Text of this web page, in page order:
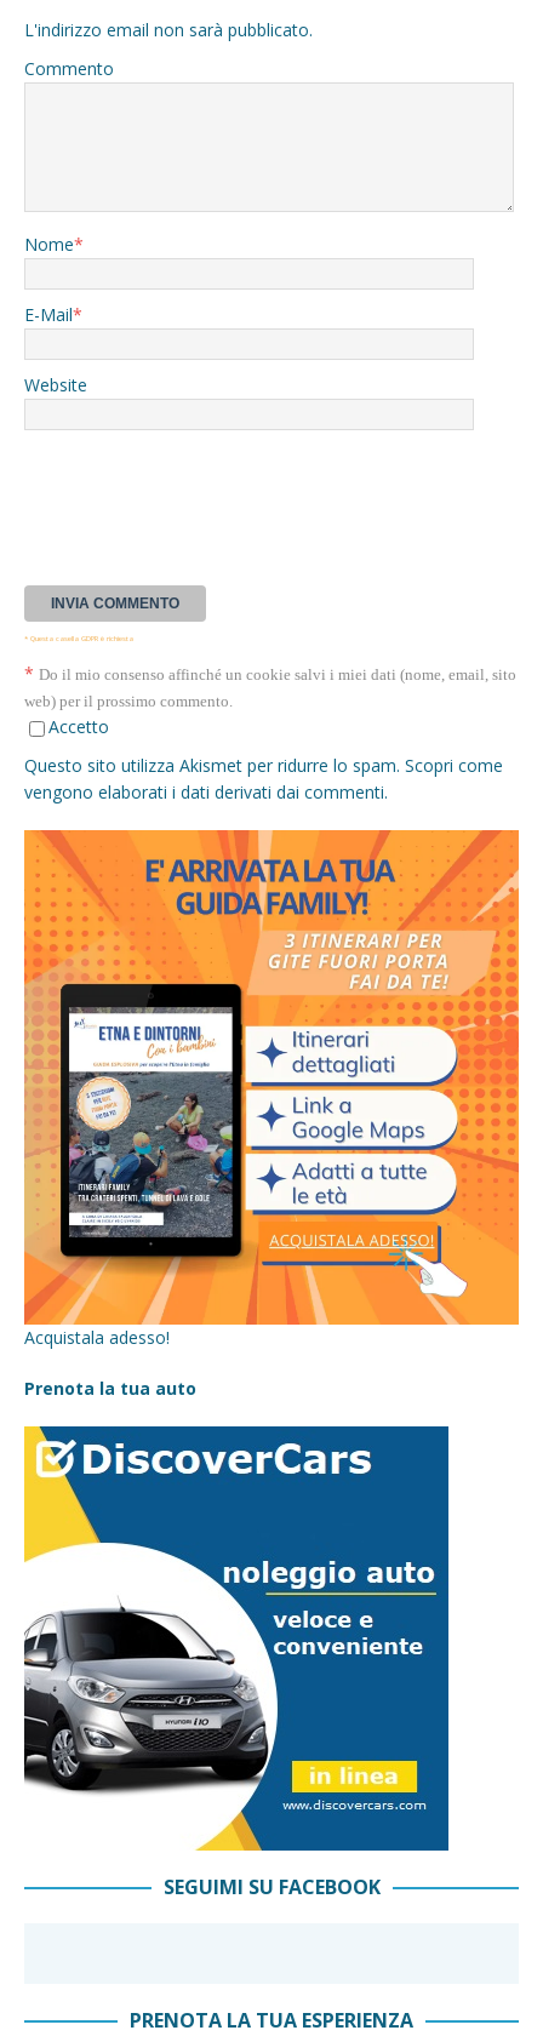
L'indirizzo email non sarà pubblicato.
Commento
Nome*
E-Mail*
Website
* Questa casella GDPR è richiesta
* Do il mio consenso affinché un cookie salvi i miei dati (nome, email, sito
web) per il prossimo commento.
Accetto
Questo sito utilizza Akismet per ridurre lo spam. Scopri come
vengono elaborati i dati derivati dai commenti.
Acquistala adesso!
Prenota la tua auto
SEGUIMI SU FACEBOOK
PRENOTA LA TUA ESPERIENZA